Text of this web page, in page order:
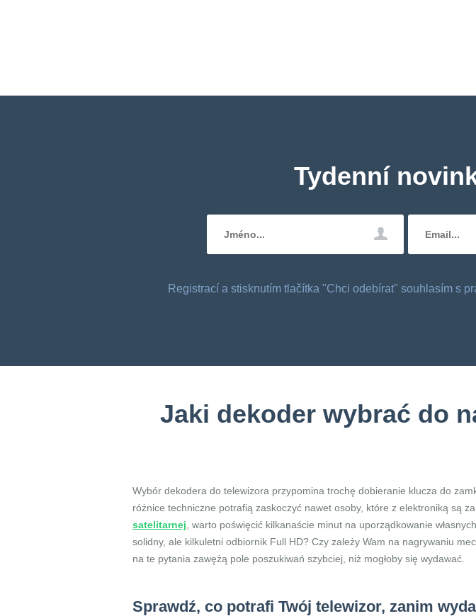
Tydenní
Registrací a stisknutím tlačítka "Chci odebírat" souhlasím s
Jaki dekoder wybrać do
Wybór dekodera do telewizora przypomina trochę dobieranie klucza do
różnice techniczne potrafią zaskoczyć nawet osoby, które z elektroniką są
satelitarnej , warto poświęcić kilkanaście minut na uporządkowanie
solidny, ale kilkuletni odbiornik Full HD? Czy zależy Wam na nagrywaniu
na te pytania zawężą pole poszukiwań szybciej, niż mogłoby się wydawać.
Sprawdź, co potrafi Twój telewizor, zanim